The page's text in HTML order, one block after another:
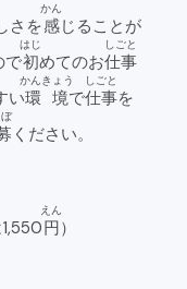
さを感
かん
じることが
で初
はじ
めてのお仕事
しごと
い環境
かんきょう
で仕事
しごと
を
ください。
円
えん
）